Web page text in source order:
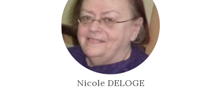
Nicole DELOGE